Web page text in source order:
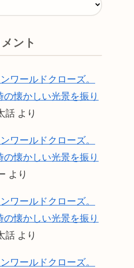
ント
ワールドクローズ。
懐かしい光景を振り
話 より
ワールドクローズ。
懐かしい光景を振り
より
ワールドクローズ。
懐かしい光景を振り
話 より
ワールドクローズ。